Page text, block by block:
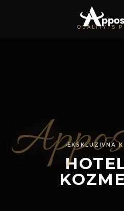
QUALITY IS
EKSKLUZIVNA